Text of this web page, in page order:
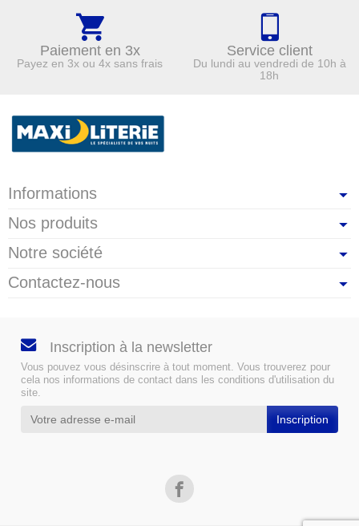
Paiement en 3x
Payez en 3x ou 4x sans frais
Service client
Du lundi au vendredi de 10h à
18h
Informations
Nos produits
Notre société
Contactez-nous
Inscription à la newsletter
Vous pouvez vous désinscrire à tout moment. Vous trouverez pour
cela nos informations de contact dans les conditions d'utilisation du
site.